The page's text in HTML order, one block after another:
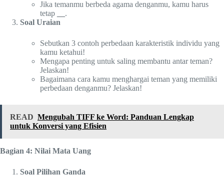
Jika temanmu berbeda agama denganmu, kamu harus
tetap
.
Soal Uraian
Sebutkan 3 contoh perbedaan karakteristik individu yang
kamu ketahui!
Mengapa penting untuk saling membantu antar teman?
Jelaskan!
Bagaimana cara kamu menghargai teman yang memiliki
perbedaan denganmu? Jelaskan!
READ Mengubah TIFF ke Word: Panduan Lengkap
untuk Konversi yang Efisien
Bagian 4: Nilai Mata Uang
Soal Pilihan Ganda